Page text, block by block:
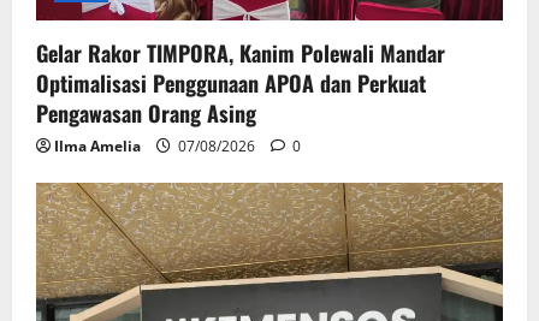
Gelar Rakor TIMPORA, Kanim Polewali Mandar
Optimalisasi Penggunaan APOA dan Perkuat
Pengawasan Orang Asing
Ilma Amelia 07/08/2026 0